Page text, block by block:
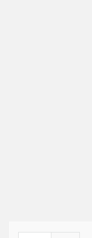
Sidebar